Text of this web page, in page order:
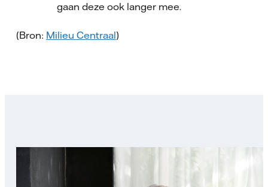
gaan deze ook langer mee.
(Bron: Milieu Centraal)